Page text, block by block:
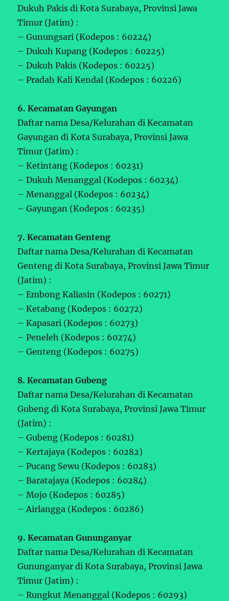
Dukuh Pakis di Kota Surabaya, Provinsi Jawa
Timur (Jatim) :
– Gunungsari (Kodepos : 60224)
– Dukuh Kupang (Kodepos : 60225)
– Dukuh Pakis (Kodepos : 60225)
– Pradah Kali Kendal (Kodepos : 60226)
6. Kecamatan Gayungan
Daftar nama Desa/Kelurahan di Kecamatan
Gayungan di Kota Surabaya, Provinsi Jawa
Timur (Jatim) :
– Ketintang (Kodepos : 60231)
– Dukuh Menanggal (Kodepos : 60234)
– Menanggal (Kodepos : 60234)
– Gayungan (Kodepos : 60235)
7. Kecamatan Genteng
Daftar nama Desa/Kelurahan di Kecamatan
Genteng di Kota Surabaya, Provinsi Jawa Timur
(Jatim) :
– Embong Kaliasin (Kodepos : 60271)
– Ketabang (Kodepos : 60272)
– Kapasari (Kodepos : 60273)
– Peneleh (Kodepos : 60274)
– Genteng (Kodepos : 60275)
8. Kecamatan Gubeng
Daftar nama Desa/Kelurahan di Kecamatan
Gubeng di Kota Surabaya, Provinsi Jawa Timur
(Jatim) :
– Gubeng (Kodepos : 60281)
– Kertajaya (Kodepos : 60282)
– Pucang Sewu (Kodepos : 60283)
– Baratajaya (Kodepos : 60284)
– Mojo (Kodepos : 60285)
– Airlangga (Kodepos : 60286)
9. Kecamatan Gununganyar
Daftar nama Desa/Kelurahan di Kecamatan
Gununganyar di Kota Surabaya, Provinsi Jawa
Timur (Jatim) :
– Rungkut Menanggal (Kodepos : 60293)